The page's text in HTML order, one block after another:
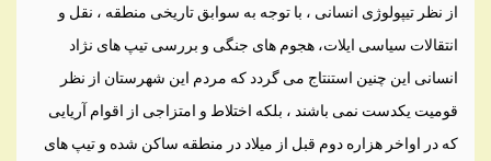
از نظر تيپولوژی انسانی ، با توجه به سوابق تاريخی منطقه ، نقل و
انتقالات سياسی ايلات، هجوم های جنگی و بررسی تيپ های نژاد
انسانی اين چنين استنتاج می گردد که مردم اين شهرستان از نظر
قوميت يکدست نمی باشند ، بلکه اختلاط و امتزاجی از اقوام آريايی
که در اواخر هزاره دوم قبل از ميلاد در منطقه ساکن شده و تيپ های